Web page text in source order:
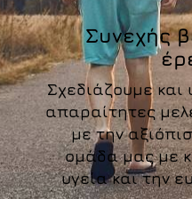
Συνεχής
Σχεδιάζουμε και
απαραίτητες
με την
ομάδα μας με
υγεία και την